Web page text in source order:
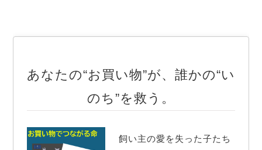
あなたの“お買い物”が、誰かの“い
のち”を救う。
飼い主の愛を失った子たち